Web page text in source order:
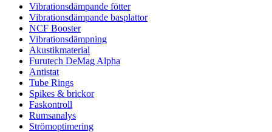
Vibrationsdämpande fötter
Vibrationsdämpande basplattor
NCF Booster
Vibrationsdämpning
Akustikmaterial
Furutech DeMag Alpha
Antistat
Tube Rings
Spikes & brickor
Faskontroll
Rumsanalys
Strömoptimering